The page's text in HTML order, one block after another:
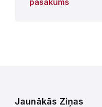
Jaunākās Ziņas